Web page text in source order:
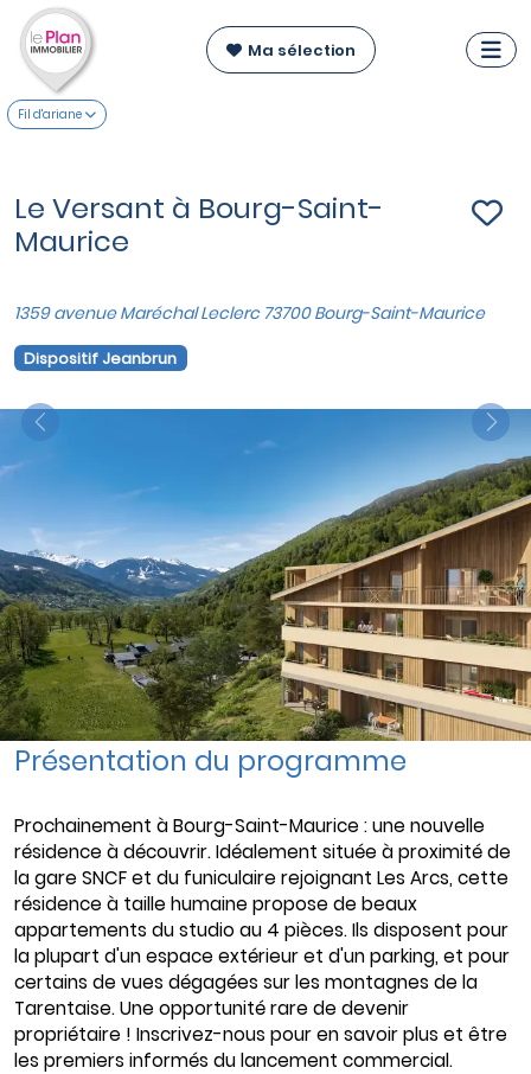
Ma sélection
Fil d'ariane
Le Versant à Bourg-Saint-
Maurice
1359 avenue Maréchal Leclerc 73700 Bourg-Saint-Maurice
Dispositif Jeanbrun
Previous
Next
Livraison : 4ème trimestre 2027
Etat d'avancement :Avant première
Éligible :Prêt à taux 0% - PTZ+,Dispositif Jeanbrun
Demande de documentation
Présentation du programme
Prochainement à Bourg-Saint-Maurice : une nouvelle
résidence à découvrir. Idéalement située à proximité de
la gare SNCF et du funiculaire rejoignant Les Arcs, cette
résidence à taille humaine propose de beaux
appartements du studio au 4 pièces. Ils disposent pour
la plupart d'un espace extérieur et d'un parking, et pour
certains de vues dégagées sur les montagnes de la
Tarentaise. Une opportunité rare de devenir
propriétaire ! Inscrivez-nous pour en savoir plus et être
les premiers informés du lancement commercial.